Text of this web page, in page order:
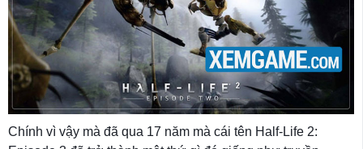
Chính vì vậy mà đã qua 17 năm mà cái tên Half-Life 2: